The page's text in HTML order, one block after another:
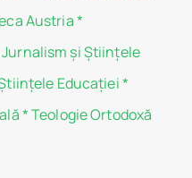
Austria*
Jurnalism şi Ştiinţele
Educaţiei*
*Teologie Ortodoxă